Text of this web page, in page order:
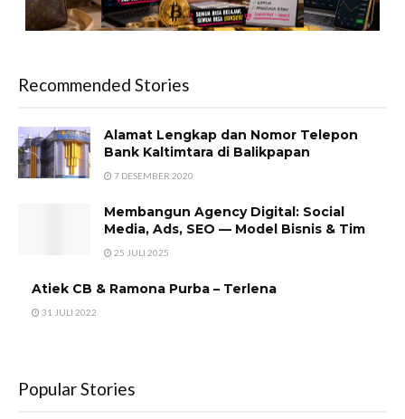
Recommended Stories
Alamat Lengkap dan Nomor Telepon
Bank Kaltimtara di Balikpapan
7 DESEMBER 2020
Membangun Agency Digital: Social
Media, Ads, SEO — Model Bisnis & Tim
25 JULI 2025
Atiek CB & Ramona Purba – Terlena
31 JULI 2022
Popular Stories